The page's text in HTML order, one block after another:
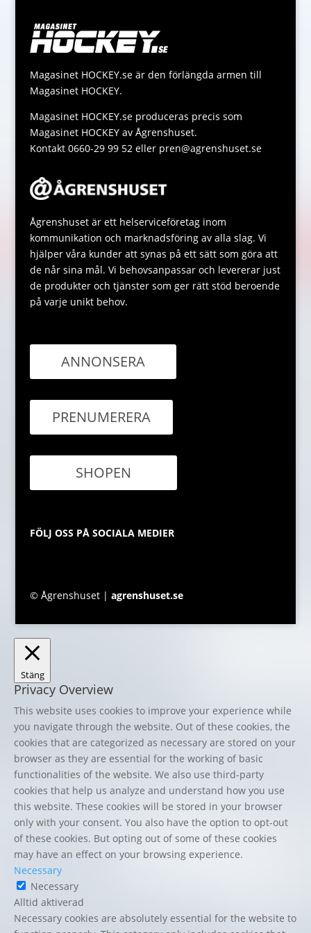
r
i
k
s
p
s
g
Magasinet HOCKEY.se är den förlängda armen till
Magasinet HOCKEY.
Magasinet HOCKEY.se produceras precis som
Magasinet HOCKEY av Ågrenshuset.
Kontakt 0660-29 99 52 eller pren@agrenshuset.se
Ågrenshuset är ett helserviceföretag inom
kommunikation och marknadsföring av alla slag. Vi
hjälper våra kunder att synas på ett sätt som göra att
de når sina mål. Vi behovsanpassar och levererar just
de produkter och tjänster som ger rätt stöd beroende
på varje unikt behov.
ANNONSERA
PRENUMERERA
SHOPEN
FÖLJ OSS PÅ SOCIALA MEDIER
© Ågrenshuset | agrenshuset.se
Stäng
Privacy Overview
This website uses cookies to improve your experience while
you navigate through the website. Out of these cookies, the
cookies that are categorized as necessary are stored on your
browser as they are essential for the working of basic
functionalities of the website. We also use third-party
cookies that help us analyze and understand how you use
this website. These cookies will be stored in your browser
only with your consent. You also have the option to opt-out
of these cookies. But opting out of some of these cookies
may have an effect on your browsing experience.
Necessary
Necessary
Alltid aktiverad
Necessary cookies are absolutely essential for the website to